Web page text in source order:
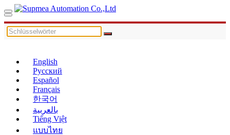
English
Русский
Español
Français
한국어
بالعربية
Tiếng Việt
แบบไทย